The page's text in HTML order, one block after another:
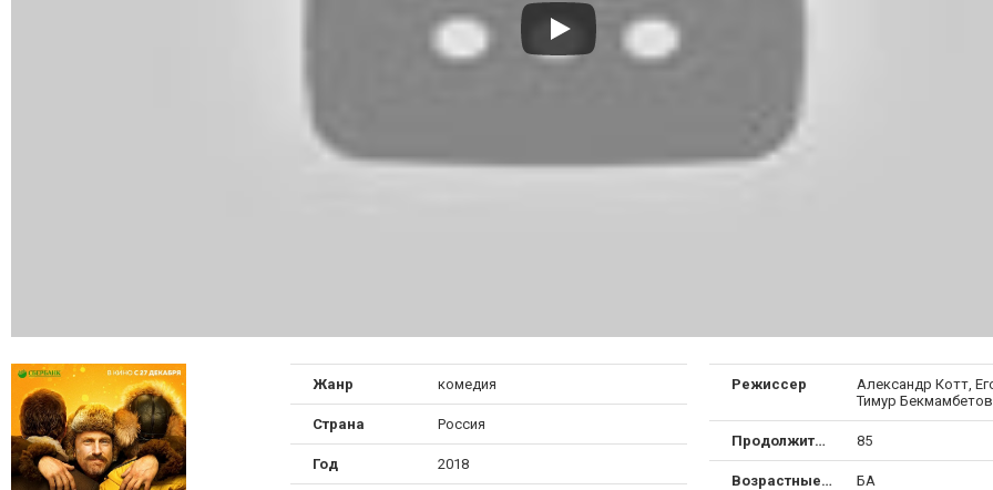
Жанр комедия
Страна Россия
Год 2018
Режиссер
Александр Котт,
Тимур Бекмамбетов
Продолжительность 85
Возрастные ограничения БА